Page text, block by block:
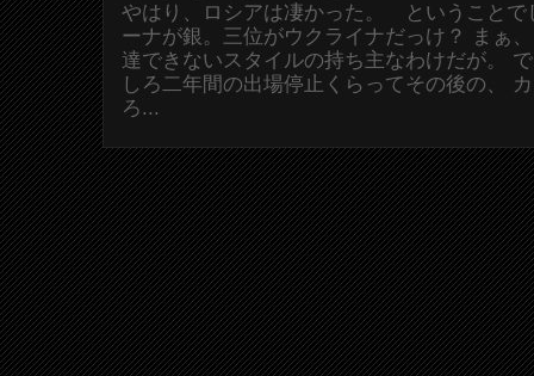
やはり、ロシアは凄かった。 ということで
ーナが銀。三位がウクライナだっけ？ まぁ
達できないスタイルの持ち主なわけだが。
しろ二年間の出場停止くらってその後の、
ろ...